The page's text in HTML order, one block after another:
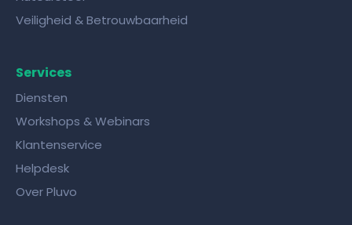
Veiligheid & Betrouwbaarheid
Services
Diensten
Workshops & Webinars
Klantenservice
Helpdesk
Over Pluvo